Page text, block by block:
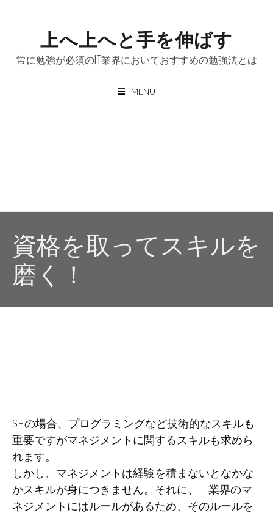
上へ上へと手を伸ばす
常に勉強が必須のIT業界においておすすめの勉強法とは
MENU
資格を取ってスキルを
磨く！
SEの場合、プログラミングなど技術的なスキルも
重要ですがマネジメントに関するスキルも求めら
れます。
しかし、マネジメントは経験を積まないとなかな
かスキルが身につきません。それに、IT業界のマ
ネジメントにはルールがあるため、そのルールを